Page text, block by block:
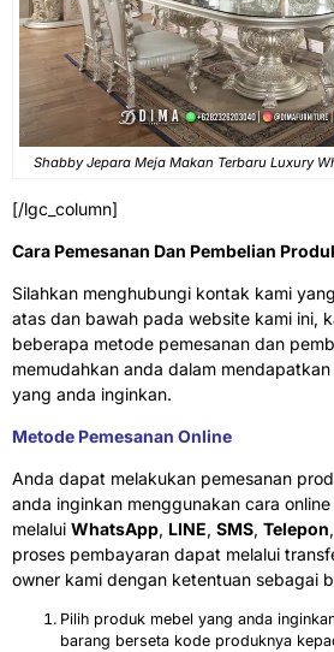
Shabby Jepara Meja Makan Terbaru Luxury
[/lgc_column]
Cara Pemesanan Dan Pembelian
Silahkan menghubungi kontak kami
atas dan bawah pada website kami ini,
beberapa metode pemesanan dan
memudahkan anda dalam
yang anda inginkan.
Metode Pemesanan Online
Anda dapat melakukan pemesanan
anda inginkan menggunakan cara
melalui WhatsApp, LINE, SMS, Telepon
proses pembayaran dapat melalui
owner kami dengan ketentuan sebagai
Pilih produk mebel yang anda
barang berseta kode produknya